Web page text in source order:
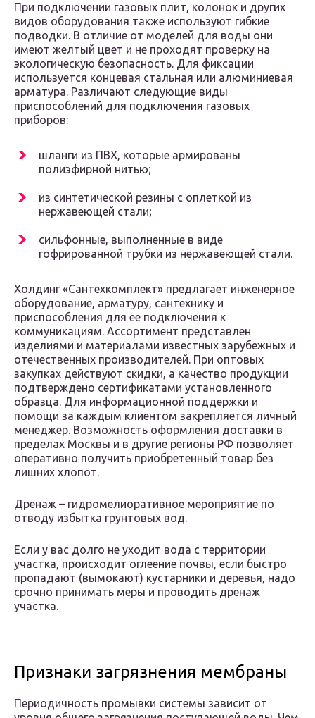
При подключении газовых плит, колонок и других
видов оборудования также используют гибкие
подводки. В отличие от моделей для воды они
имеют желтый цвет и не проходят проверку на
экологическую безопасность. Для фиксации
используется концевая стальная или алюминиевая
арматура. Различают следующие виды
приспособлений для подключения газовых
приборов:
шланги из ПВХ, которые армированы
полиэфирной нитью;
из синтетической резины с оплеткой из
нержавеющей стали;
сильфонные, выполненные в виде
гофрированной трубки из нержавеющей стали.
Холдинг «Сантехкомплект» предлагает инженерное
оборудование, арматуру, сантехнику и
приспособления для ее подключения к
коммуникациям. Ассортимент представлен
изделиями и материалами известных зарубежных и
отечественных производителей. При оптовых
закупках действуют скидки, а качество продукции
подтверждено сертификатами установленного
образца. Для информационной поддержки и
помощи за каждым клиентом закрепляется личный
менеджер. Возможность оформления доставки в
пределах Москвы и в другие регионы РФ позволяет
оперативно получить приобретенный товар без
лишних хлопот.
Дренаж – гидромелиоративное мероприятие по
отводу избытка грунтовых вод.
Если у вас долго не уходит вода с территории
участка, происходит оглеение почвы, если быстро
пропадают (вымокают) кустарники и деревья, надо
срочно принимать меры и проводить дренаж
участка.
Признаки загрязнения мембраны
Периодичность промывки системы зависит от